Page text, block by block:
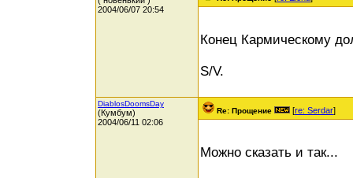
2004/06/07 20:54
Конец Кармическому
S/V.
DiablosDoomsDay
(Кумбум)
2004/06/11 02:06
Re: Прощение [re: Serdar]
Можно сказать и так...